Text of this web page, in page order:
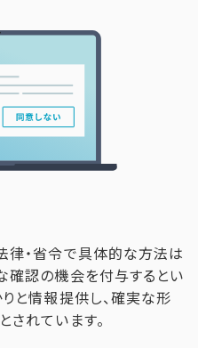
律・省令で具体的な方法は
確認の機会を付与するとい
と情報提供し、確実な形
れています。